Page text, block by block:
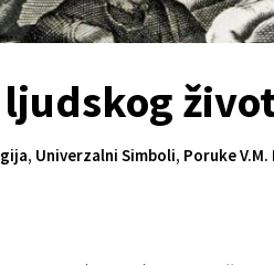
, Univerzalni Simboli, Poruke V.M.